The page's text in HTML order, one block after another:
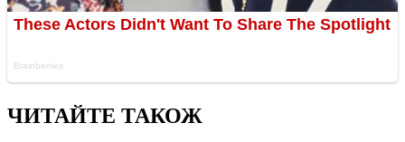
ЧИТАЙТЕ ТАКОЖ